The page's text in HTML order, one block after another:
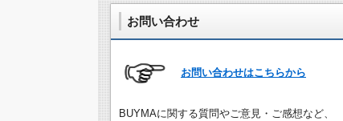
お問い合わせ
お問い合わせはこちらから
BUYMAに関する質問やご意見・ご感想など、